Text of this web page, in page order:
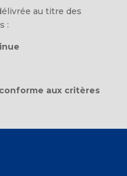
au titre des
:
aux critères